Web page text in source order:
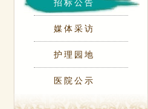
招标公告
媒体采访
护理园地
医院公示